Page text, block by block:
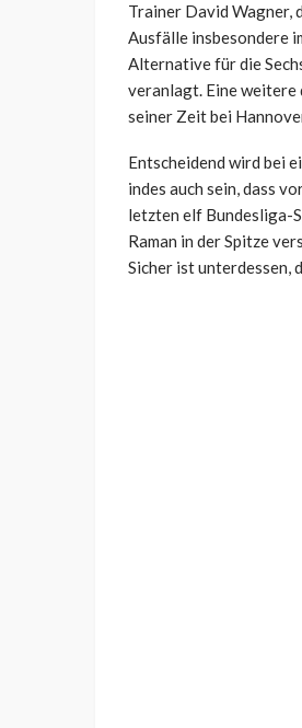
Trainer David Wagner,
Ausfälle insbesondere
Alternative für die
veranlagt. Eine weitere
seiner Zeit bei
Entscheidend wird bei
indes auch sein, dass
letzten elf Bundesliga-
Raman in der Spitze
Sicher ist unterdessen,